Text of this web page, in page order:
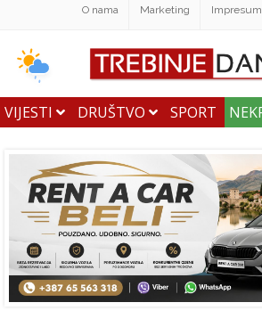
O nama Marketing Impresum
VIJESTI DRUŠTVO SPORT